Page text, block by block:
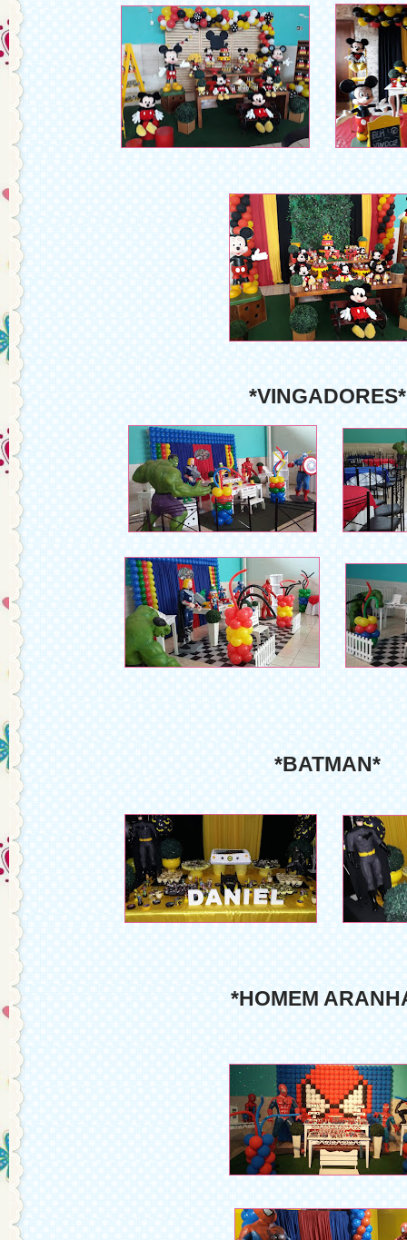
*VINGADORES*
*BATMAN*
*HOMEM